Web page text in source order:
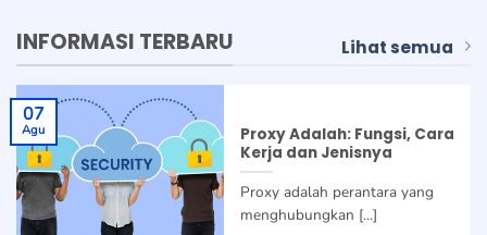
INFORMASI TERBARU Lihat semua
Proxy Adalah: Fungsi, Cara
Kerja dan Jenisnya
Proxy adalah perantara yang
menghubungkan [...]
07
Agu